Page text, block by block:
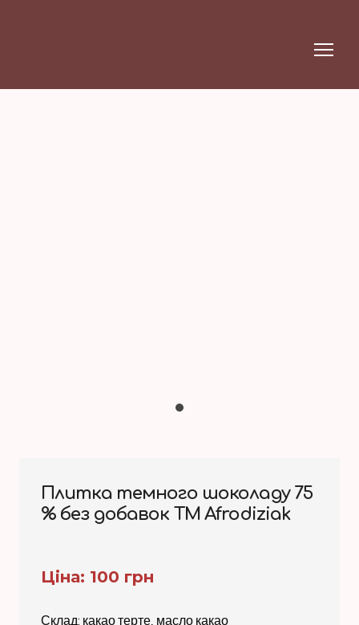
Плитка темного шоколаду 75
% без добавок ТМ Afrodiziak
Ціна: 100 грн
Склад: какао терте, масло какао